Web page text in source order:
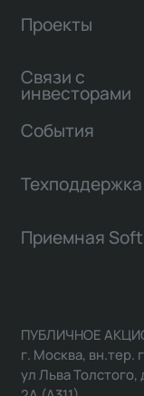
Проекты
Связи с
инвесторами
События
Техподдержка
Приемная
ПУБЛИЧНОЕ
г. Москва, вн.тер.
ул Льва Толстого,